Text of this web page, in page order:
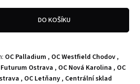
DO KOŠÍKU
OC Palladium , OC Westfield Chodov ,
Futurum Ostrava , OC Nová Karolina , OC
, OC Letňany , Centrální sklad